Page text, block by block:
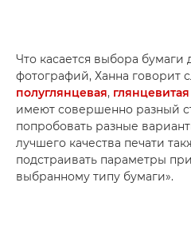
Что касается выбора бумаги
фотографий, Ханна говорит
полуглянцевая, глянцевитая
имеют совершенно разный
попробовать разные
лучшего качества печати
подстраивать параметры
выбранному типу бумаги».